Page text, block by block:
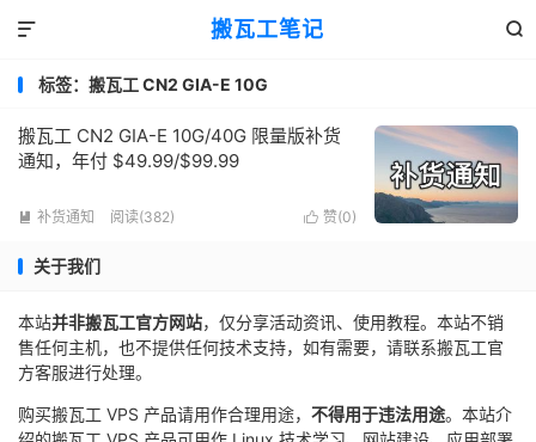
搬瓦工笔记 

标签：搬瓦工 CN2 GIA-E 10G
搬瓦工 CN2 GIA-E 10G/40G 限量版补货
通知，年付 $49.99/$99.99
 补货通知 阅读(382)  赞(0)
关于我们
本站并非搬瓦工官方网站，仅分享活动资讯、使用教程。本站不销
售任何主机，也不提供任何技术支持，如有需要，请联系搬瓦工官
方客服进行处理。
购买搬瓦工 VPS 产品请用作合理用途， 不得用于违法用途。本站介